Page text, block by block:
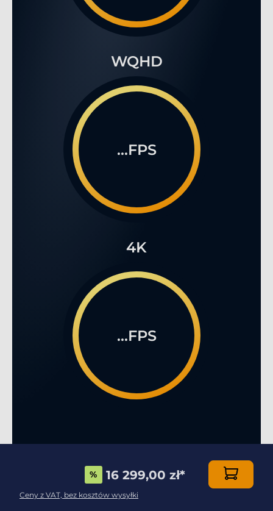
WQHD
...FPS
4K
...FPS
WIELOOSOBOWA GRA ONLINE, JAKIEJ JESZCZE
NIE WIDZIAŁEŚ!
% 16 299,00 zł*
Ceny z VAT, bez kosztów wysyłki